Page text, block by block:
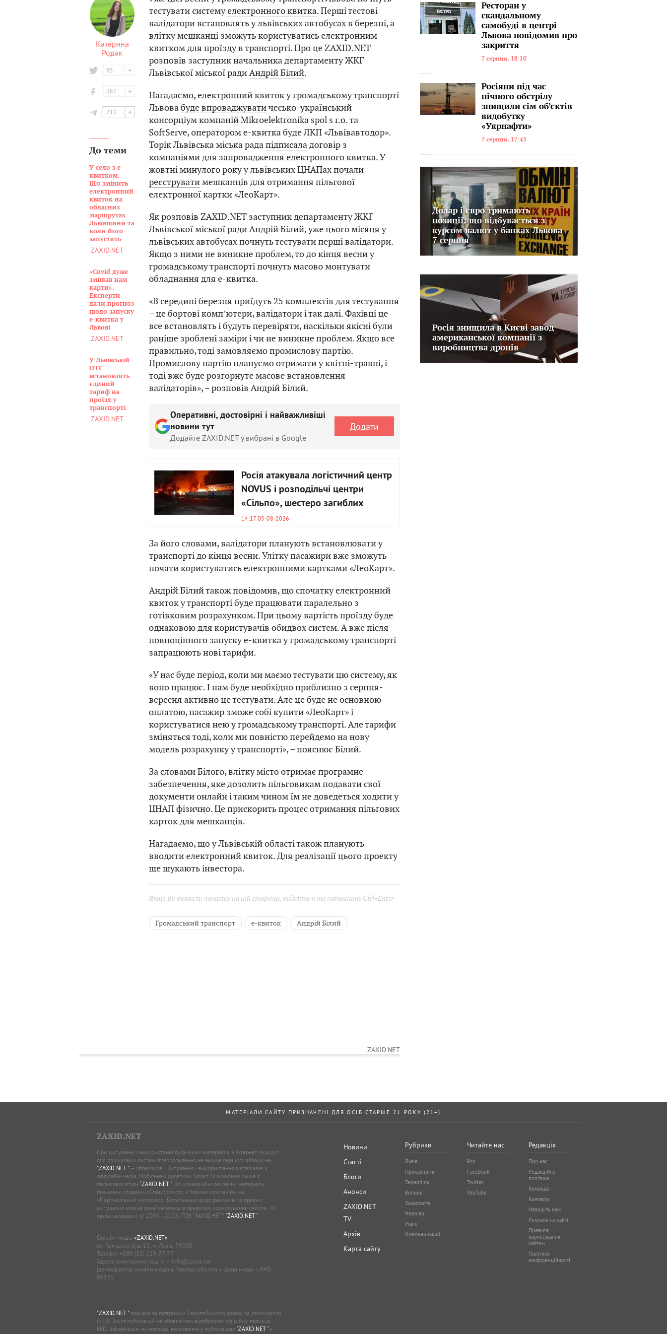
Катерина
Родак
85
387
213
До теми
У село з е-
квитком.
Що змінить
електронний
квиток на
обласних
маршрутах
Львівщини та
коли його
запустять
ZAXID.NET
«Covid дуже
змішав нам
карти».
Експерти
дали прогноз
щодо запуску
е-квитка у
Львові
ZAXID.NET
У Львівській
ОТГ
встановлять
єдиний
тариф на
проїзд у
транспорті
ZAXID.NET
тестувати системуелектронного квитка. Перші тестові
валідатори встановлять у львівських автобусах в березні, а
влітку мешканці зможуть користуватись електронним
квитком для проїзду в транспорті. Про це ZAXID.NET
розповів заступник начальника департаменту ЖКГ
Львівської міської радиАндрій Білий.
Нагадаємо, електронний квиток у громадському транспорті
Львовабуде впроваджуватичесько-український
консорціум компаній Mikroelektronika spol s r.o. та
SoftServe, оператором е-квитка буде ЛКП «Львівавтодор».
Торік Львівська міська радапідписаладоговір з
компаніями для запровадження електронного квитка. У
жовтні минулого року у львівських ЦНАПахпочали
реєструватимешканців для отримання пільгової
електронної картки «ЛеоКарт».
Як розповів ZAXID.NET заступник департаменту ЖКГ
Львівської міської ради Андрій Білий, уже цього місяця у
львівських автобусах почнуть тестувати перші валідатори.
Якщо з ними не виникне проблем, то до кінця весни у
громадському транспорті почнуть масово монтувати
обладнання для е-квитка.
«В середині березня приїдуть 25 комплектів для тестування
– це бортові комп’ютери, валідатори і так далі. Фахівці це
все встановлять і будуть перевіряти, наскільки якісні були
раніше зроблені заміри і чи не виникне проблем. Якщо все
правильно, тоді замовляємо промислову партію.
Промислову партію плануємо отримати у квітні-травні, і
тоді вже буде розгорнуте масове встановлення
валідаторів», – розповів Андрій Білий.
Оперативні, достовірні і найважливіші
новини тут
Додайте ZAXID.NET у вибрані в Google
Додати
Росія атакувала логістичний центр
NOVUS і розподільчі центри
«Сільпо», шестеро загиблих
14:17 05-08-2026
За його словами, валідатори планують встановлювати у
транспорті до кінця весни. Улітку пасажири вже зможуть
почати користуватись електронними картками «ЛеоКарт».
Андрій Білий також повідомив, що спочатку електронний
квиток у транспорті буде працювати паралельно з
готівковим розрахунком. При цьому вартість проїзду буде
однаковою для користувачів обидвох систем. А вже після
повноцінного запуску е-квитка у громадському транспорті
запрацюють нові тарифи.
«У нас буде період, коли ми маємо тестувати цю систему, як
воно працює. І нам буде необхідно приблизно з серпня-
вересня активно це тестувати. Але це буде не основною
оплатою, пасажир зможе собі купити «ЛеоКарт» і
користуватися нею у громадському транспорті. Але тарифи
зміняться тоді, коли ми повністю перейдемо на нову
модель розрахунку у транспорті», – пояснює Білий.
За словами Білого, влітку місто отримає програмне
забезпечення, яке дозолить пільговикам подавати свої
документи онлайн і таким чином їм не доведеться ходити у
ЦНАП фізично. Це прискорить процес отримання пільгових
карток для мешканців.
Нагадаємо, що у Львівській області також планують
вводити електронний квиток. Для реалізації цього проекту
ще шукають інвестора.
Якщо Ви виявили помилку на цій сторінці, виділіть її та натисніть Ctrl+Enter
Громадський транспорт е-квиток Андрій Білий
ZAXID.NET
Ресторан у
скандальному
самобуді в центрі
Львова повідомив про
закриття
7 серпня, 18:10
Росіяни під час
нічного обстрілу
знищили сім об’єктів
видобутку
«Укрнафти»
7 серпня, 17:45
Долар і євро тримають
позиції: що відбувається з
курсом валют у банках Львова
7 серпня
Росія знищила в Києві завод
американської компанії з
виробництва дронів
МАТЕРІАЛИ САЙТУ ПРИЗНАЧЕНІ ДЛЯ ОСІБ СТАРШЕ 21 РОКУ (21+)
ZAXID.NET
При цитуванні і використанні будь-яких матеріалів в Інтернеті відкриті
для пошукових систем гіперпосилання не нижче першого абзацу на
"ZAXID.NET "— обов’язкові. Цитування і використання матеріалів у
оффлайн-медіа, Мобільних додатках, SmartTV можливе лише з
письмової згоди "ZAXID.NET ". Всі комерційні рекламні матеріали
позначені словами «Спецпроєкт», «Новини компаній» чи
«Партнерський матеріал». Детальніше щодо реклами та правил
цитування можна ознайомитись в правилах користування сайтом. Усі
права захищені. © 2005—2026, ТОВ “ЗАХІД.НЕТ”, "ZAXID.NET ".
Онлайн-медіа «ZAXID.NET»
пл. Галицька, буд. 15, м. Львів, 79008
Телефон +380 (32) 229-77-77
Адреса електронної пошти — info@zaxid.net
Ідентифікатор онлайн-медіа в Реєстрі суб'єктів у сфері медіа — R40-
06155
"ZAXID.NET "працює за підтримки Європейського фонду за демократію
(EED). Зміст публікацій не обов’язково відображає офіційну позицію
EED. Інформація чи погляди, висловлені у публікаціях "ZAXID.NET "є
Новини
Статті
Блоги
Анонси
ZAXID.NET
TV
Архів
Карта сайту
Рубрики
Львів
Прикарпаття
Тернопіль
Волинь
Закарпаття
Чернівці
Рівне
Хмельницький
Читайте нас
Rss
Facebook
Twitter
YouTube
Редакція
Про нас
Редакційна
політика
Команда
Контакти
Напишіть нам
Реклама на сайті
Правила
користування
сайтом
Політика
конфіденційності